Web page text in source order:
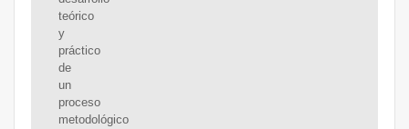
teórico
y
práctico
de
un
proceso
metodológico